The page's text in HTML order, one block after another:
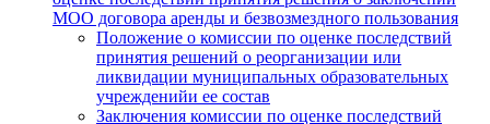
МОО договора аренды и безвозмездного пользования
Положение о комиссии по оценке последствий
принятия решений о реорганизации или
ликвидации муниципальных образовательных
учрежденийи ее состав
Заключения комиссии по оценке последствий